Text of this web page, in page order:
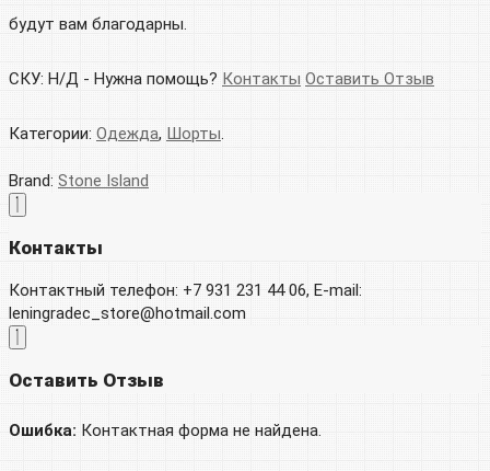
будут вам благодарны.
СКУ: Н/Д - Нужна помощь? Контакты Оставить Отзыв
Категории: Одежда, Шорты.
Brand: Stone Island
Контакты
Контактный телефон: +7 931 231 44 06, E-mail:
leningradec_store@hotmail.com
Оставить Отзыв
Ошибка: Контактная форма не найдена.